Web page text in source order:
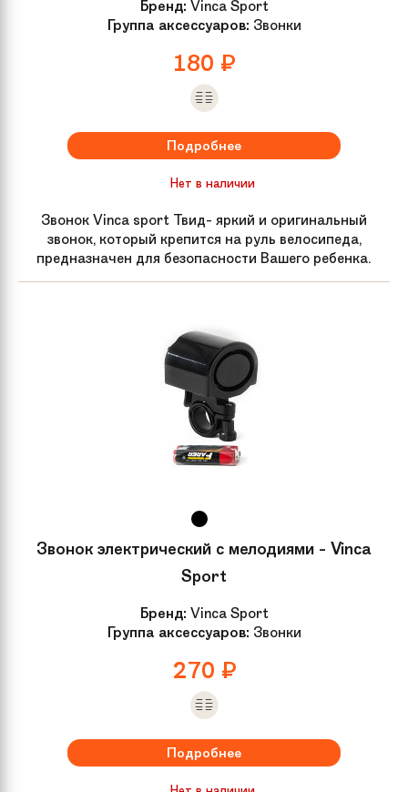
Бренд: Vinca Sport
Группа аксессуаров: Звонки
180 ₽
Подробнее
Нет в наличии
Звонок Vinca sport Твид- яркий и оригинальный
звонок, который крепится на руль велосипеда,
предназначен для безопасности Вашего ребенка.
Звонок электрический с мелодиями - Vinca
Sport
Бренд: Vinca Sport
Группа аксессуаров: Звонки
270 ₽
Подробнее